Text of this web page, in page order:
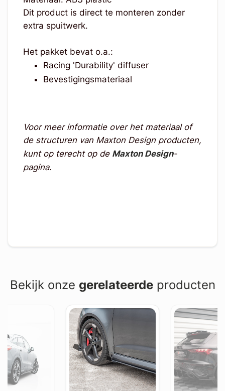
Dit product is direct te monteren zonder
extra spuitwerk.
Het pakket bevat o.a.:
Racing 'Durability' diffuser
Bevestigingsmateriaal
Voor meer informatie over het materiaal of
de structuren van Maxton Design producten,
kunt op terecht op de Maxton Design-
pagina.
Bekijk onze gerelateerdeproducten